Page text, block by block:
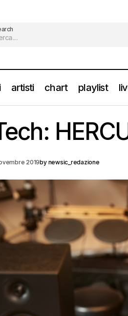
artisti chart playlist
2019by newsic_redazione